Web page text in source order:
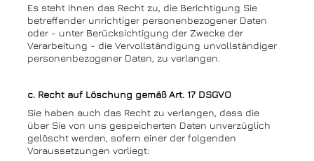
Es steht Ihnen das Recht zu, die Berichtigung Sie
betreffender unrichtiger personenbezogener Daten
oder - unter Berücksichtigung der Zwecke der
Verarbeitung - die Vervollständigung unvollständiger
personenbezogener Daten, zu verlangen.
c. Recht auf Löschung gemäß Art. 17 DSGVO
Sie haben auch das Recht zu verlangen, dass die
über Sie von uns gespeicherten Daten unverzüglich
gelöscht werden, sofern einer der folgenden
Voraussetzungen vorliegt: